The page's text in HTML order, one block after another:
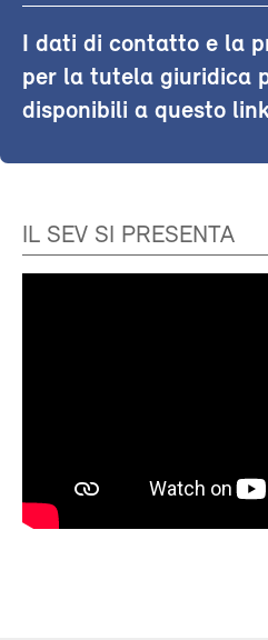
I dati di contatto e la
per la tutela giuridica
disponibili a questo
IL SEV SI PRESENTA